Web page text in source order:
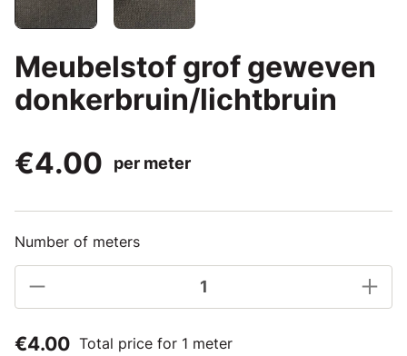
Meubelstof grof geweven
donkerbruin/lichtbruin
€4.00
per meter
Number of meters
€4.00 Total price for 1 meter